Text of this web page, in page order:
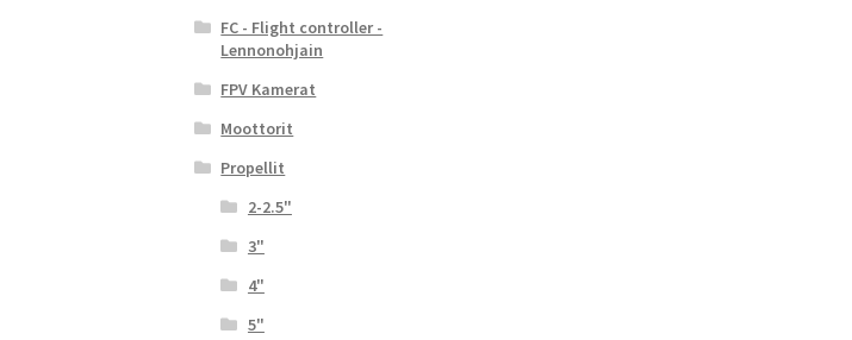
FC - Flight controller -
Lennonohjain
FPV Kamerat
Moottorit
Propellit
2-2.5"
3"
4"
5"